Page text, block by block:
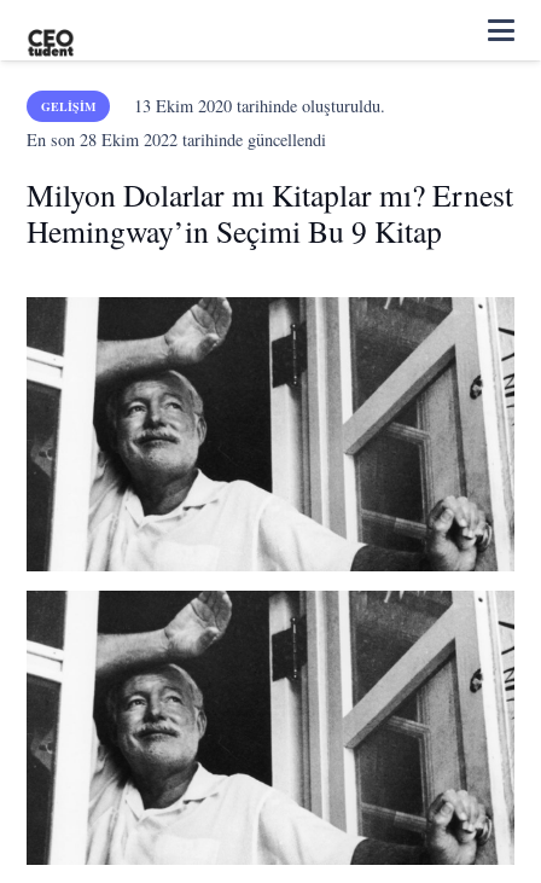
GELIŞIM 13 Ekim 2020tarihinde oluşturuldu.
En son28 Ekim 2022 tarihinde güncellendi
Milyon Dolarlar mı Kitaplar mı? Ernest
Hemingway’in Seçimi Bu 9 Kitap